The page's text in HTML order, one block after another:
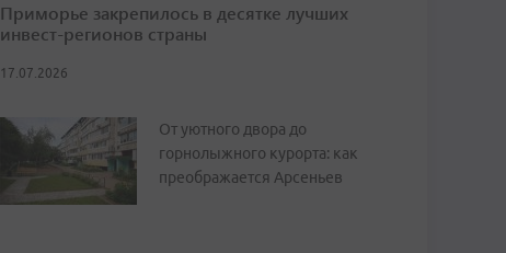
Приморье закрепилось в десятке лучших
инвест-регионов страны
17.07.2026
От уютного двора до
горнолыжного курорта: как
преображается Арсеньев